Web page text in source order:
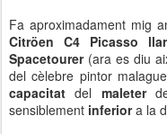
Fa aproximadament mig
Citröen C4 Picasso
Spacetourer(ara es diu
del cèlebre pintor
capacitat del maleter
sensiblement inferiora la